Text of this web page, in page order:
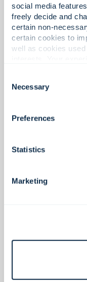
social media
freely decide and
certain non-
certain cookies to
well as cookies
cookies. Click
about who we share
Selection
Necessary
Preferences
Statistics
Marketing
Oficinas
200+